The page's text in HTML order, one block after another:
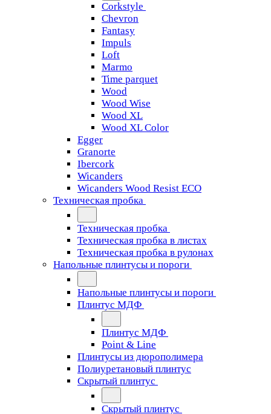
Corkstyle
Chevron
Fantasy
Impuls
Loft
Marmo
Time parquet
Wood
Wood Wise
Wood XL
Wood XL Color
Egger
Granorte
Ibercork
Wicanders
Wicanders Wood Resist ECO
Техническая пробка
Техническая пробка
Техническая пробка в листах
Техническая пробка в рулонах
Напольные плинтусы и пороги
Напольные плинтусы и пороги
Плинтус МДФ
Плинтус МДФ
Point & Line
Плинтусы из дюрополимера
Полиуретановый плинтус
Скрытый плинтус
Скрытый плинтус